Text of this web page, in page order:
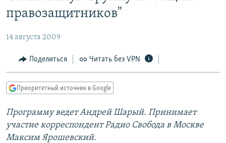
основному
Вернутся
Вернутся
поиску
АВТОРСКИЕ ПРОЕКТЫ
МНЕНИЯ
КУЛЬТУРА
КАВКАЗ.РЕАЛИИ
СЕВЕР.РЕАЛИИ
СИБИРЬ.РЕАЛИИ
правозащитников"
14 августа 2009
Поделиться Читать без VPN
Приоритетный источник в Google
Программу ведет Андрей Шарый. Принимает
участие корреспондент Радио Свобода в Москве
Максим Ярошевский.